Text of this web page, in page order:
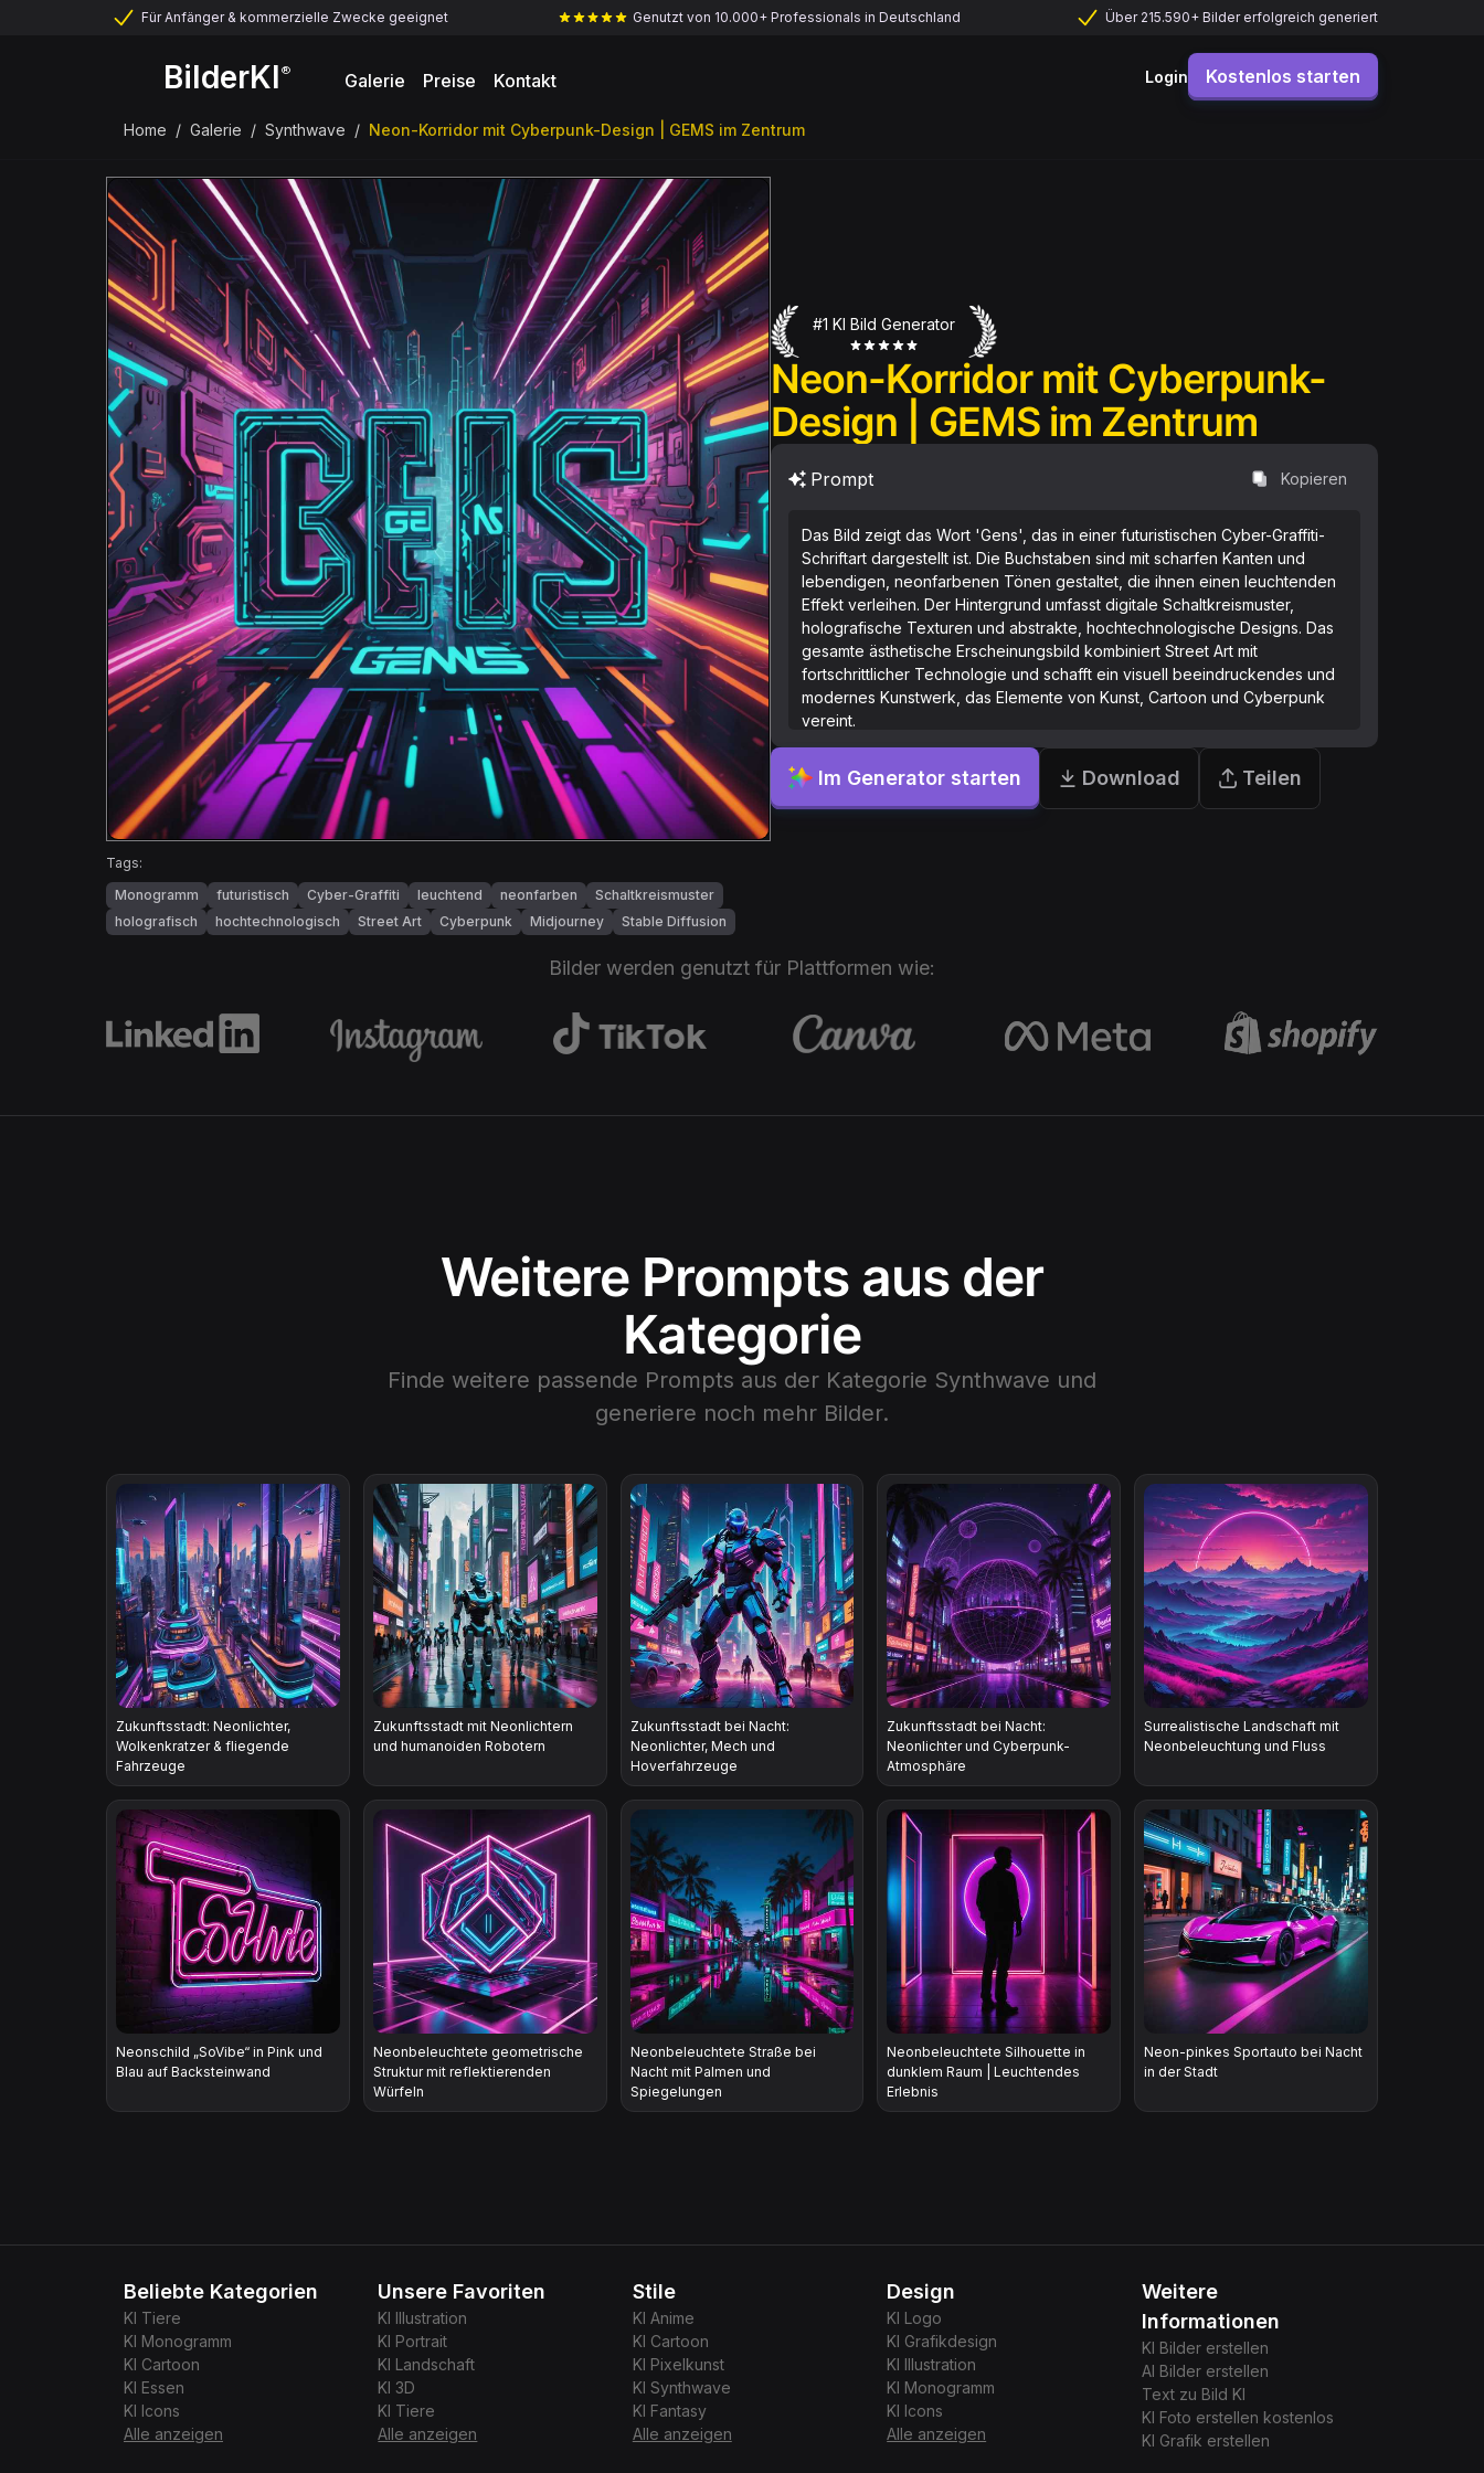
Für Anfänger & kommerzielle Zwecke geeignet Genutzt von 10.000+ Professionals in Deutschland Über 215.590+ Bilder erfolgreich generiert
BilderKI® Galerie Preise Kontakt Login Kostenlos starten
Home / Galerie / Synthwave / Neon-Korridor mit Cyberpunk-Design | GEMS im Zentrum
Tags:
Monogramm
futuristisch Cyber-Graffiti leuchtend neonfarben
Schaltkreismuster
holografisch
hochtechnologisch Street Art Cyberpunk Midjourney Stable Diffusion
#1 KI Bild Generator
Neon-Korridor mit Cyberpunk-
Design | GEMS im Zentrum
Prompt Kopieren
Das Bild zeigt das Wort 'Gens', das in einer futuristischen Cyber-Graffiti-
Schriftart dargestellt ist. Die Buchstaben sind mit scharfen Kanten und
lebendigen, neonfarbenen Tönen gestaltet, die ihnen einen leuchtenden
Effekt verleihen. Der Hintergrund umfasst digitale Schaltkreismuster,
holografische Texturen und abstrakte, hochtechnologische Designs. Das
gesamte ästhetische Erscheinungsbild kombiniert Street Art mit
fortschrittlicher Technologie und schafft ein visuell beeindruckendes und
modernes Kunstwerk, das Elemente von Kunst, Cartoon und Cyberpunk
vereint.
Im Generator starten Download Teilen
Bilder werden genutzt für Plattformen wie:
Weitere Prompts aus der
Kategorie
Finde weitere passende Prompts aus der Kategorie Synthwave und
generiere noch mehr Bilder.
Zukunftsstadt: Neonlichter,
Wolkenkratzer & fliegende
Fahrzeuge
Zukunftsstadt mit Neonlichtern
und humanoiden Robotern
Zukunftsstadt bei Nacht:
Neonlichter, Mech und
Hoverfahrzeuge
Zukunftsstadt bei Nacht:
Neonlichter und Cyberpunk-
Atmosphäre
Surrealistische Landschaft mit
Neonbeleuchtung und Fluss
Neonschild „SoVibe“ in Pink und
Blau auf Backsteinwand
Neonbeleuchtete geometrische
Struktur mit reflektierenden
Würfeln
Neonbeleuchtete Straße bei
Nacht mit Palmen und
Spiegelungen
Neonbeleuchtete Silhouette in
dunklem Raum | Leuchtendes
Erlebnis
Neon-pinkes Sportauto bei Nacht
in der Stadt
Beliebte Kategorien
KI Tiere
KI Monogramm
KI Cartoon
KI Essen
KI Icons
Alle anzeigen
Unsere Favoriten
KI Illustration
KI Portrait
KI Landschaft
KI3D
KI Tiere
Alle anzeigen
Stile
KI Anime
KI Cartoon
KI Pixelkunst
KI Synthwave
KI Fantasy
Alle anzeigen
Design
KI Logo
KI Grafikdesign
KI Illustration
KI Monogramm
KI Icons
Alle anzeigen
Weitere
Informationen
KI Bilder erstellen
AI Bilder erstellen
Text zu Bild KI
KI Foto erstellen kostenlos
KI Grafik erstellen